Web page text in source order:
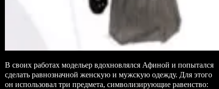
В своих работах модельер вдохновлялся Афиной и попытался
сделать равнозначной женскую и мужскую одежду. Для этого
он использовал три предмета, символизирующие равенство: